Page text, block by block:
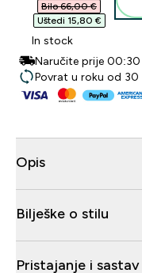
Bilo 66,00 €‎
Uštedi 15,80 €‎
In stock
Naručite prije
Povrat u roku od 30
Opis
Bilješke o stilu
Pristajanje i